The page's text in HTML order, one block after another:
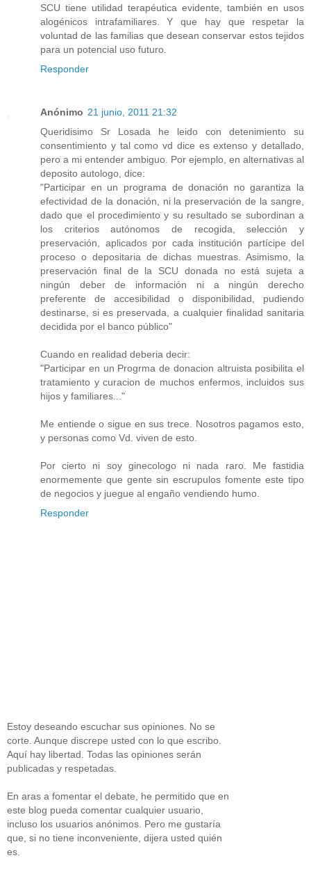
SCU tiene utilidad terapéutica evidente, también en usos
alogénicos intrafamiliares. Y que hay que respetar la
voluntad de las familias que desean conservar estos tejidos
para un potencial uso futuro.
Responder
Anónimo 21 junio, 2011 21:32
Queridisimo Sr Losada he leido con detenimiento su
consentimiento y tal como vd dice es extenso y detallado,
pero a mi entender ambiguo. Por ejemplo, en alternativas al
deposito autologo, dice:
"Participar en un programa de donación no garantiza la
efectividad de la donación, ni la preservación de la sangre,
dado que el procedimiento y su resultado se subordinan a
los criterios autónomos de recogida, selección y
preservación, aplicados por cada institución partícipe del
proceso o depositaria de dichas muestras. Asimismo, la
preservación final de la SCU donada no está sujeta a
ningún deber de información ni a ningún derecho
preferente de accesibilidad o disponibilidad, pudiendo
destinarse, si es preservada, a cualquier finalidad sanitaria
decidida por el banco público"
Cuando en realidad deberia decir:
"Participar en un Progrma de donacion altruista posibilita el
tratamiento y curacion de muchos enfermos, incluidos sus
hijos y familiares..."
Me entiende o sigue en sus trece. Nosotros pagamos esto,
y personas como Vd. viven de esto.
Por cierto ni soy ginecologo ni nada raro. Me fastidia
enormemente que gente sin escrupulos fomente este tipo
de negocios y juegue al engaño vendiendo humo.
Responder
Estoy deseando escuchar sus opiniones. No se
corte. Aunque discrepe usted con lo que escribo.
Aquí hay libertad. Todas las opiniones serán
publicadas y respetadas.
En aras a fomentar el debate, he permitido que en
este blog pueda comentar cualquier usuario,
incluso los usuarios anónimos. Pero me gustaría
que, si no tiene inconveniente, dijera usted quién
es.